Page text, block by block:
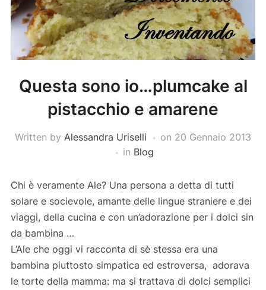
Questa sono io…plumcake al
pistacchio e amarene
Written by Alessandra Uriselli on 20 Gennaio 2013
in Blog
Chi è veramente Ale? Una persona a detta di tutti
solare e socievole, amante delle lingue straniere e dei
viaggi, della cucina e con un’adorazione per i dolci sin
da bambina …
L’Ale che oggi vi racconta di sè stessa era una
bambina piuttosto simpatica ed estroversa, adorava
le torte della mamma: ma si trattava di dolci semplici